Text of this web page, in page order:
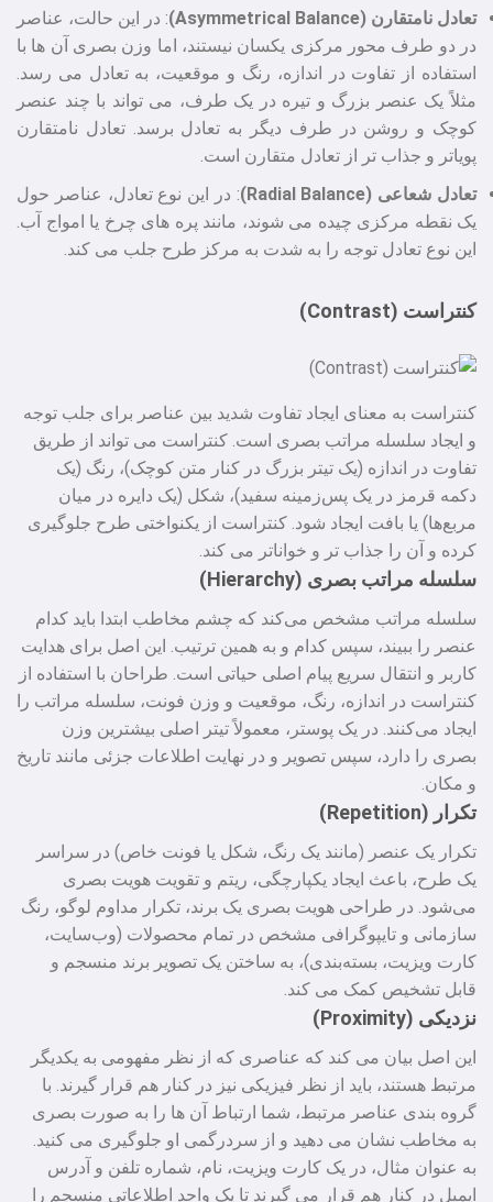
تعادل نامتقارن (Asymmetrical Balance)
: در این حالت، عناصر
در دو طرف محور مرکزی یکسان نیستند، اما وزن بصری آن‌ ها با
استفاده از تفاوت در اندازه، رنگ و موقعیت، به تعادل می‌ رسد.
مثلاً یک عنصر بزرگ و تیره در یک طرف، می‌ تواند با چند عنصر
کوچک و روشن در طرف دیگر به تعادل برسد. تعادل نامتقارن
پویاتر و جذاب‌ تر از تعادل متقارن است.
تعادل شعاعی (Radial Balance)
: در این نوع تعادل، عناصر حول
یک نقطه مرکزی چیده می‌ شوند، مانند پره‌ های چرخ یا امواج آب.
این نوع تعادل توجه را به شدت به مرکز طرح جلب می‌ کند.
کنتراست (Contrast)
کنتراست به معنای ایجاد تفاوت شدید بین عناصر برای جلب توجه
و ایجاد سلسله مراتب بصری است. کنتراست می‌ تواند از طریق
تفاوت در اندازه (یک تیتر بزرگ در کنار متن کوچک)، رنگ (یک
دکمه قرمز در یک پس‌زمینه سفید)، شکل (یک دایره در میان
مربع‌ها) یا بافت ایجاد شود. کنتراست از یکنواختی طرح جلوگیری
کرده و آن را جذاب‌ تر و خواناتر می‌ کند.
سلسله مراتب بصری (Hierarchy)
سلسله مراتب مشخص می‌کند که چشم مخاطب ابتدا باید کدام
عنصر را ببیند، سپس کدام و به همین ترتیب. این اصل برای هدایت
کاربر و انتقال سریع پیام اصلی حیاتی است. طراحان با استفاده از
کنتراست در اندازه، رنگ، موقعیت و وزن فونت، سلسله مراتب را
ایجاد می‌کنند. در یک پوستر، معمولاً تیتر اصلی بیشترین وزن
بصری را دارد، سپس تصویر و در نهایت اطلاعات جزئی مانند تاریخ
و مکان.
تکرار (Repetition)
تکرار یک عنصر (مانند یک رنگ، شکل یا فونت خاص) در سراسر
یک طرح، باعث ایجاد یکپارچگی، ریتم و تقویت هویت بصری
می‌شود. در طراحی هویت بصری یک برند، تکرار مداوم لوگو، رنگ
سازمانی و تایپوگرافی مشخص در تمام محصولات (وب‌سایت،
کارت ویزیت، بسته‌بندی)، به ساختن یک تصویر برند منسجم و
قابل تشخیص کمک می‌ کند.
نزدیکی (Proximity)
این اصل بیان می‌ کند که عناصری که از نظر مفهومی به یکدیگر
مرتبط هستند، باید از نظر فیزیکی نیز در کنار هم قرار گیرند. با
گروه‌ بندی عناصر مرتبط، شما ارتباط آن‌ ها را به صورت بصری
به مخاطب نشان می‌ دهید و از سردرگمی او جلوگیری می‌ کنید.
به عنوان مثال، در یک کارت ویزیت، نام، شماره تلفن و آدرس
ایمیل در کنار هم قرار می‌ گیرند تا یک واحد اطلاعاتی منسجم را